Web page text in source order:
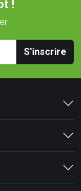
!
S'inscrire